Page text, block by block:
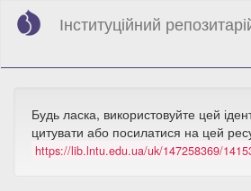
Перейти
вмісту
Інституційний
Будь ласка, використовуйте цей
цитувати або посилатися на цей
https://lib.lntu.edu.ua/uk/147258369/